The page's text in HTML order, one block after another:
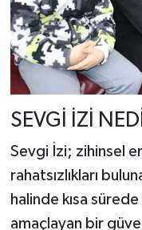
SEVGİ İZİ
Sevgi İzi; zihinsel
rahatsızlıkları
halinde kısa sürede
amaçlayan bir